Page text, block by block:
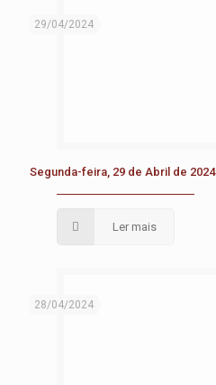
29/04/2024
Segunda-feira, 29 de Abril de 2024
Ler mais
28/04/2024